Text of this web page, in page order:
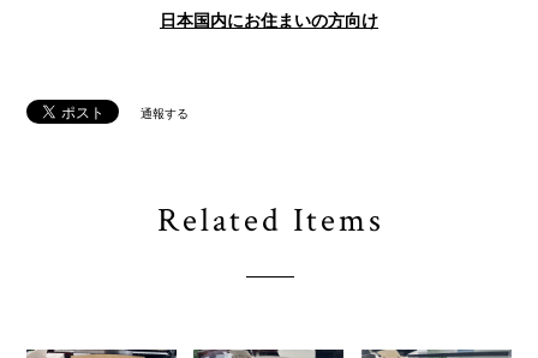
日本国内にお住まいの方向け
通報する
Related Items